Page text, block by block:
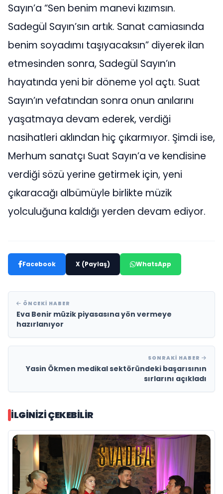
Sayın’a “Sen benim manevi kızımsın.
Sadegül Sayın’sın artık. Sanat camiasında
benim soyadımı taşıyacaksın” diyerek ilan
etmesinden sonra, Sadegül Sayın’ın
hayatında yeni bir döneme yol açtı. Suat
Sayın’ın vefatından sonra onun anılarını
yaşatmaya devam ederek, verdiği
nasihatleri aklından hiç çıkarmıyor. Şimdi ise,
Merhum sanatçı Suat Sayın’a ve kendisine
verdiği sözü yerine getirmek için, yeni
çıkaracağı albümüyle birlikte müzik
yolculuğuna kaldığı yerden devam ediyor.
Facebook X (Paylaş) WhatsApp
ÖNCEKI HABER
Eva Benir müzik piyasasına yön vermeye
hazırlanıyor
SONRAKI HABER
Yasin Ökmen medikal sektöründeki başarısının
sırlarını açıkladı
İLGINIZI ÇEKEBILIR